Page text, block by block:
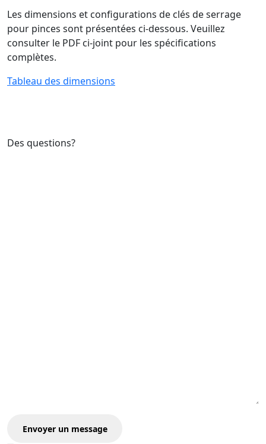
Les dimensions et configurations de clés de serrage
pour pinces sont présentées ci-dessous. Veuillez
consulter le PDF ci-joint pour les spécifications
complètes.
Tableau des dimensions
Des questions?
Envoyer un message